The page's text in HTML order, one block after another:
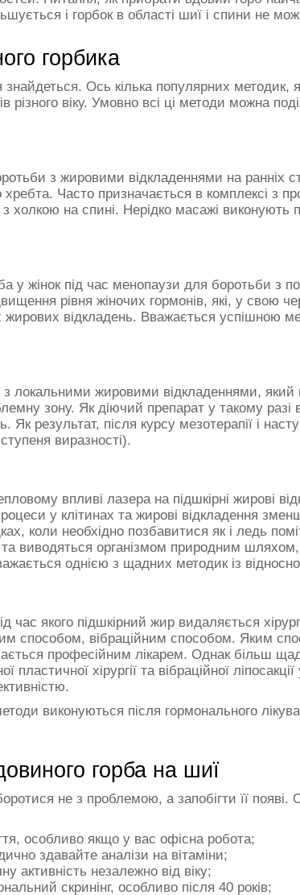
і горбок в області шиї і спини не
горбика
Ось кілька популярних методик,
різного віку. Умовно всі ці методи можна
з жировими відкладеннями на ранніх
хребта. Часто призначається в комплексі з
холкою на спині. Нерідко масажі виконують
у жінок під час менопаузи для боротьби
рівня жіночих гормонів, які, у
відкладень. Вважається успішною
локальними жировими відкладеннями, який
зону. Як діючий препарат у такому
результат, після курсу мезотерапії і
виразності).
впливі лазера на підшкірні жирові
у клітинах та жирові відкладення
коли необхідно позбавитися як і ледь
виводяться організмом природним
однією з щадних методик із
час якого підшкірний жир видаляється
способом, вібраційним способом. Яким
професійним лікарем. Однак більш
пластичної хірургії та вібраційної
виконуються після гормонального
горба на шиї
не з проблемою, а запобігти її
особливо якщо у вас офісна робота;
здавайте аналізи на вітаміни;
активність незалежно від віку;
скринінг, особливо після 40 років;